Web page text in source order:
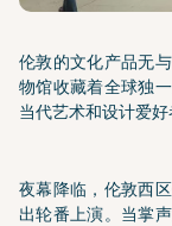
伦敦的文化产品无
物馆收藏着全球独
当代艺术和设计爱好
夜幕降临，伦敦西
出轮番上演。当掌